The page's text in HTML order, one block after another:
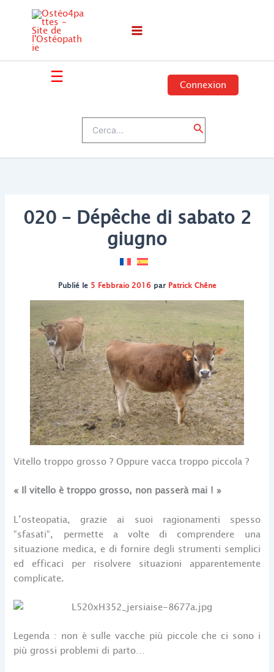
contenuto
☰ Connexion
Cerca
020 – Dépêche di sabato 2
giugno
Publié le 5 Febbraio 2016par Patrick Chêne
Vitello troppo grosso ? Oppure vacca troppo piccola ?
« Il vitello è troppo grosso, non passerà mai ! »
L’osteopatia, grazie ai suoi ragionamenti spesso
“sfasati“, permette a volte di comprendere una
situazione medica, e di fornire degli strumenti semplici
ed efficaci per risolvere situazioni apparentemente
complicate.
Legenda : non è sulle vacche più piccole che ci sono i
più grossi problemi di parto…